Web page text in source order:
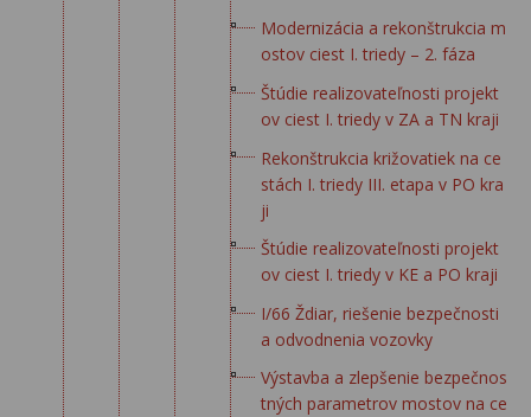
Modernizácia a rekonštrukcia m
ostov ciest I. triedy – 2. fáza
Štúdie realizovateľnosti projekt
ov ciest I. triedy v ZA a TN kraji
Rekonštrukcia križovatiek na ce
stách I. triedy III. etapa v PO kra
ji
Štúdie realizovateľnosti projekt
ov ciest I. triedy v KE a PO kraji
I/66 Ždiar, riešenie bezpečnosti
a odvodnenia vozovky
Výstavba a zlepšenie bezpečnos
tných parametrov mostov na ce